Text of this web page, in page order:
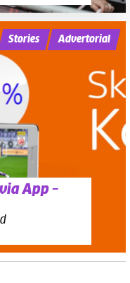
App –
Stories Advertorial